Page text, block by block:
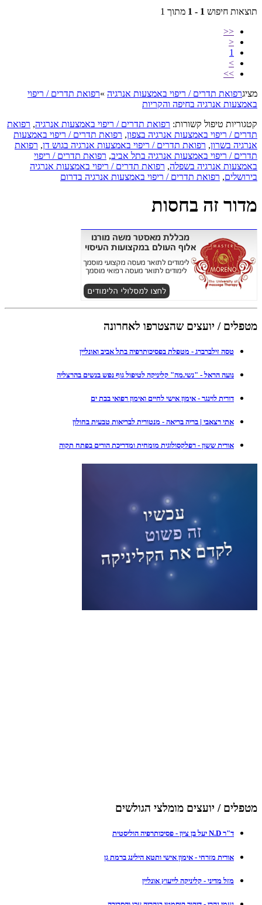
תוצאות חיפוש 1 - 1
מתוך 1
<<
<
1
>
>>
מציגרפואת תדרים / ריפוי באמצעות אנרגיה »רפואת תדרים / ריפוי
באמצעות אנרגיה בחיפה והקריות
קטגוריות טיפול קשורות: רפואת תדרים / ריפוי באמצעות אנרגיה, רפואת
תדרים / ריפוי באמצעות אנרגיה בצפון, רפואת תדרים / ריפוי באמצעות
אנרגיה בשרון, רפואת תדרים / ריפוי באמצעות אנרגיה בגוש דן, רפואת
תדרים / ריפוי באמצעות אנרגיה בתל אביב, רפואת תדרים / ריפוי
באמצעות אנרגיה בשפלה, רפואת תדרים / ריפוי באמצעות אנרגיה
בירושלים, רפואת תדרים / ריפוי באמצעות אנרגיה בדרום
מדור זה בחסות
מטפלים / יועצים שהצטרפו לאחרונה
טסה זילברברג - מטפלת בפסיכותרפיה בתל אביב ואונליין
נועה הראל - "נשי.מה" קליניקה לטיפול גוף נפש בנשים בהרצליה
דורית לוינגר - אימון אישי לחיים ואימון רפואי בבת ים
אתי רצאבי | בריה בריאה - מנטורית לבריאות טבעית בחולון
אורית ששון - רפלקסולוגית מומחית ומדריכת הורים בפתח תקוה
מטפלים / יועצים מומלצי הגולשים
ד"ר N.D יעל בן ציון - פסיכותרפיה הוליסטית
אורית מזרחי - אימון אישי ותטא הילינג ברמת גן
מזל מדיני - קליניקה לייעוץ אונליין